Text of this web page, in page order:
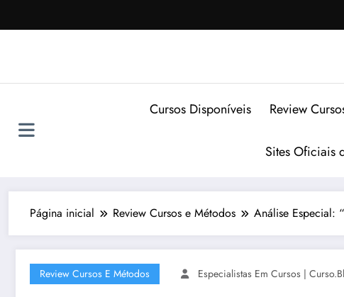
para
Cursos Disponíveis Review
Sites Oficiais
Página inicial Review Cursos e Métodos Análise Especial:
Review Cursos E Métodos Especialistas Em Cursos |